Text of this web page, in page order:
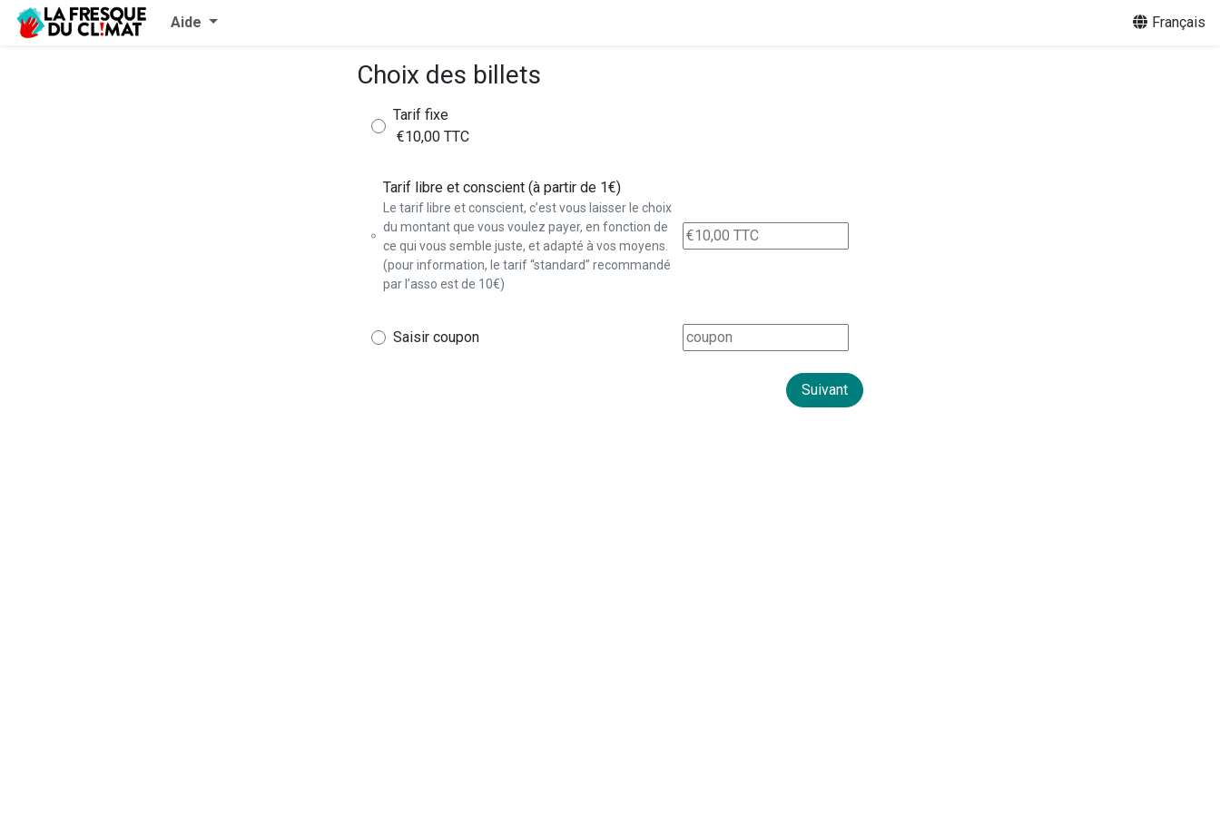
Aide Français
Choix des billets
Tarif fixe
€10,00 TTC
Tarif libre et conscient (à partir de 1€)
Le tarif libre et conscient, c’est vous laisser le choix
du montant que vous voulez payer, en fonction de
ce qui vous semble juste, et adapté à vos moyens.
(pour information, le tarif “standard” recommandé
par l’asso est de 10€)
Saisir coupon